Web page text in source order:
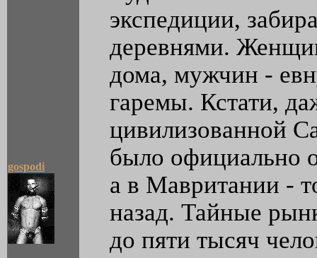
gospodi
экспедиции,
деревнями.
дома, мужчин -
гаремы. Кстати,
цивилизованной
было официально
а в Мавритании -
назад. Тайные
до пяти тысяч